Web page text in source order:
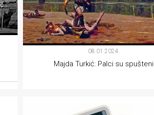
08.01.2024.
Majda Turkić: Palci su spušteni